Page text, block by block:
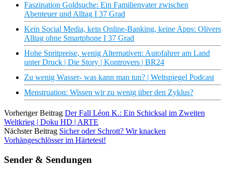
Faszination Goldsuche: Ein Familienvater zwischen
Abenteuer und Alltag I 37 Grad
Kein Social Media, kein Online-Banking, keine Apps: Olivers
Alltag ohne Smartphone I 37 Grad
Hohe Spritpreise, wenig Alternativen: Autofahrer am Land
unter Druck | Die Story | Kontrovers | BR24
Zu wenig Wasser- was kann man tun? | Weltspiegel Podcast
Menstruation: Wissen wir zu wenig über den Zyklus?
Vorheriger Beitrag Der Fall Léon K.: Ein Schicksal im Zweiten
Weltkrieg | Doku HD | ARTE
Nächster Beitrag Sicher oder Schrott? Wir knacken
Vorhängeschlösser im Härtetest!
Sender & Sendungen